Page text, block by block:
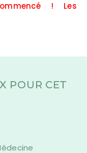
! Les
POUR CET